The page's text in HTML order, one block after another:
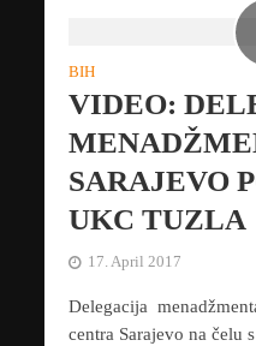
BIH
VIDEO:
SARAJEVO
UKC TUZLA
17. April 2017
Delegacija
centra Sarajevo na čelu